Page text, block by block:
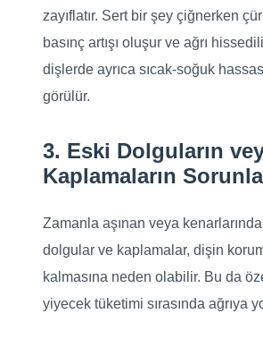
zayıflatır. Sert bir şey çiğnerken
basınç artışı oluşur ve ağrı
dişlerde ayrıca sıcak-soğuk
görülür.
3. Eski Dolguların
Kaplamaların
Zamanla aşınan veya
dolgular ve kaplamalar, dişin
kalmasına neden olabilir. Bu da
yiyecek tüketimi sırasında ağrıya